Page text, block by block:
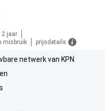
2 jaar
misbruik
prijsdetails
netwerk van KPN